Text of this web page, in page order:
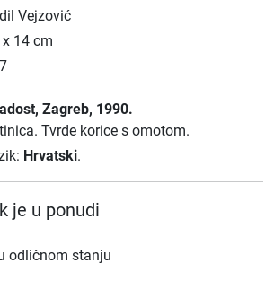
Vejzović
14 cm
, Zagreb, 1990.
Tvrde korice s omotom.
Hrvatski.
je u ponudi
odličnom stanju